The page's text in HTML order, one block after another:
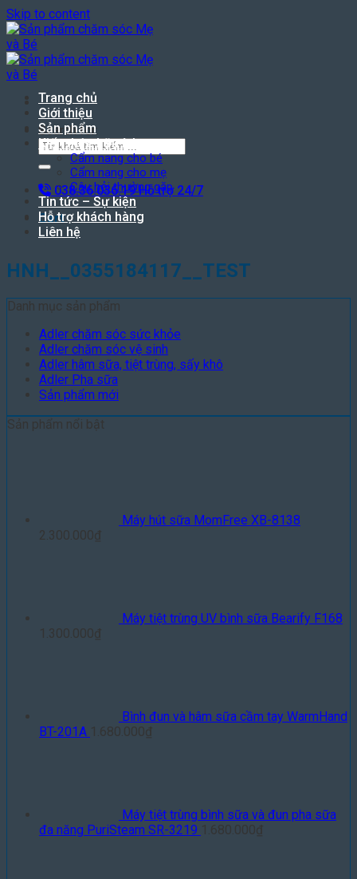
Skip to content
Search for:
038.36.036.19 Hỗ trợ 24/7
Cart
Trang chủ
Giới thiệu
Sản phẩm
Kiến thức hữu ích
Cẩm nang cho bé
Cẩm nang cho mẹ
Câu hỏi thường gặp
Tin tức – Sự kiện
Hỗ trợ khách hàng
Liên hệ
HNH__0355184117__TEST
Danh mục sản phẩm
Adler chăm sóc sức khỏe
Adler chăm sóc vệ sinh
Adler hâm sữa, tiệt trùng, sấy khô
Adler Pha sữa
Sản phẩm mới
Sản phẩm nổi bật
Máy hút sữa MomFree XB-8138
2.300.000₫
Máy tiệt trùng UV bình sữa Bearify F168
1.300.000₫
Bình đun và hâm sữa cầm tay WarmHand
BT-201A 1.680.000₫
Máy tiệt trùng bình sữa và đun pha sữa
đa năng PuriSteam SR-3219 1.680.000₫